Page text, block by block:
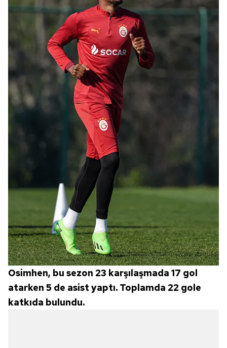
Osimhen, bu sezon 23 karşılaşmada 17 gol
atarken 5 de asist yaptı. Toplamda 22 gole
katkıda bulundu.